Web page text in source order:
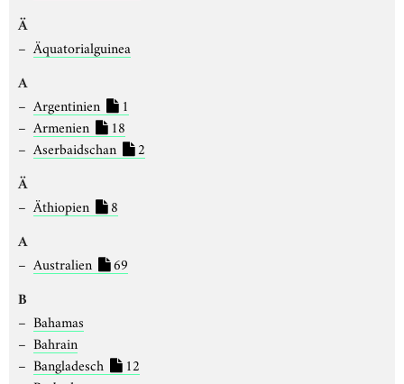
Ä
Äquatorialguinea
A
Argentinien
1
Armenien
18
Aserbaidschan
2
Ä
Äthiopien 8
A
Australien 69
B
Bahamas
Bahrain
Bangladesch
12